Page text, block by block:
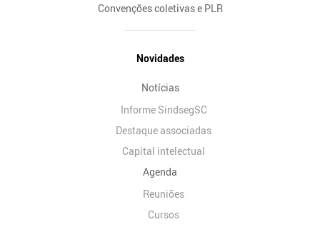
Convenções coletivas e PLR
Novidades
Notícias
Informe SindsegSC
Destaque associadas
Capital intelectual
Agenda
Reuniões
Cursos